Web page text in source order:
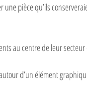
pièce qu’ils
au centre de leur secteur
d’un élément